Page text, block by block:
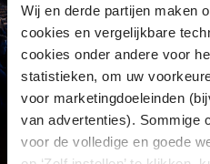
Wij en derde partijen maken
cookies en vergelijkbare
cookies onder andere voor
statistieken, om uw
voor marketingdoeleinden
van advertenties). Sommige
voor de volledige en goede